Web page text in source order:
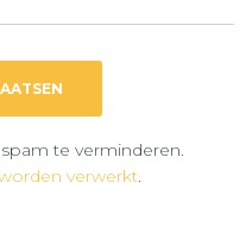
te verminderen.
verwerkt.